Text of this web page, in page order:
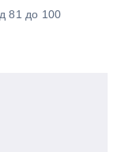
81 до 100